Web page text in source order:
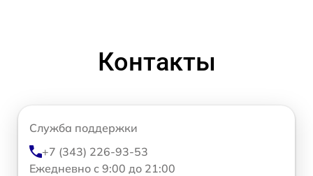
Контакты
Служба поддержки
+7 (343) 226-93-53
Ежедневно с 9:00 до 21:00